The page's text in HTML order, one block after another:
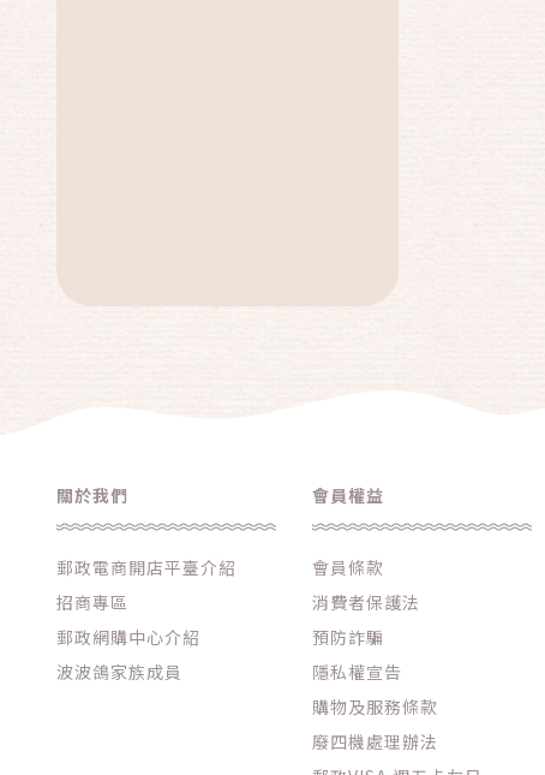
關於我們
郵政電商開店平臺介紹
招商專區
郵政網購中心介紹
波波鴿家族成員
會員權益
會員條款
消費者保護法
預防詐騙
隱私權宣告
購物及服務條款
廢四機處理辦法